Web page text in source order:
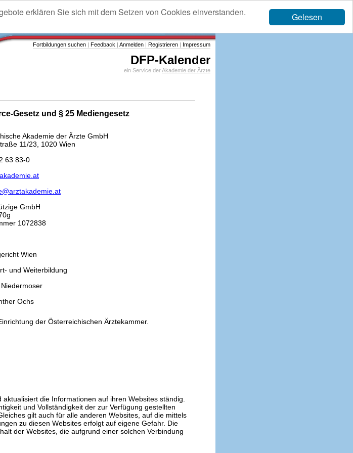
Gelesen
erklären Sie sich mit dem Setzen von Cookies einverstanden.
Fortbildungen suchen | Feedback | Anmelden | Registrieren | Impressum
DFP-Kalender
ein Service derAkademie der Ärzte
Gesetz und § 25 Mediengesetz
Akademie der Ärzte GmbH
11/23, 1020 Wien
63 83-0
GmbH
1072838
Wien
und Weiterbildung
Ochs
der Österreichischen Ärztekammer.
die Informationen auf ihren Websites ständig.
und Vollständigkeit der zur Verfügung gestellten
gilt auch für alle anderen Websites, auf die mittels
zu diesen Websites erfolgt auf eigene Gefahr. Die
der Websites, die aufgrund einer solchen Verbindung